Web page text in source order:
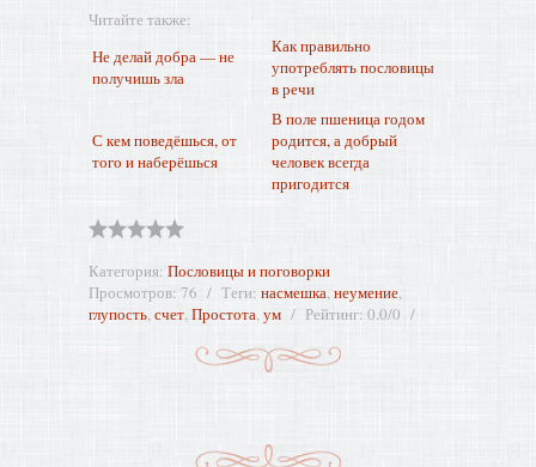
Читайте также:
Не делай добра — не
получишь зла
Как правильно
употреблять пословицы
в речи
С кем поведёшься, от
того и наберёшься
В поле пшеница годом
родится, а добрый
человек всегда
пригодится
Категория: Пословицы и поговорки
Просмотров: 76 Теги: насмешка,неумение,
глупость,счет,Простота,ум Рейтинг: 0.0/0